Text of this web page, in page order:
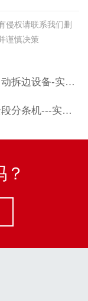
侵权请联系我们删
谨慎决策
一种具有除尘高效的橡胶自动拆边设备-实用新型专利证书
一种安全性能高的橡胶条全段分条机---实用新型专利证书